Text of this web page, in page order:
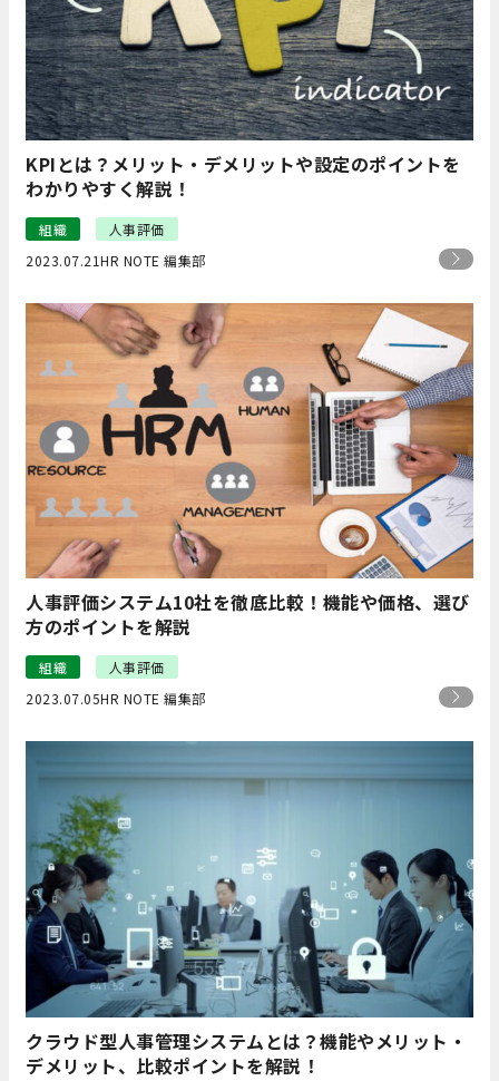
KPIとは？メリット・デメリットや設定のポイントを
わかりやすく解説！
組織
人事評価
2023.07.21HR NOTE 編集部
人事評価システム10社を徹底比較！機能や価格、選び
方のポイントを解説
組織
人事評価
2023.07.05HR NOTE 編集部
クラウド型人事管理システムとは？機能やメリット・
デメリット、比較ポイントを解説！